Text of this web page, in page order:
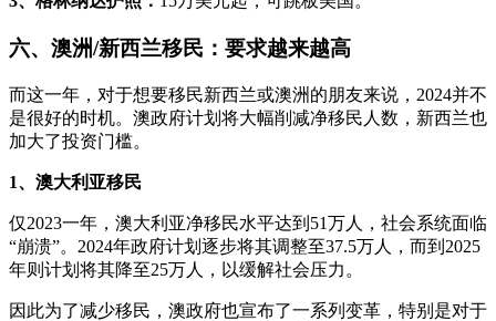
六、澳洲/新西兰移民：要求越来越高
而这一年，对于想要移民新西兰或澳洲的朋友来说，2024并不
是很好的时机。澳政府计划将大幅削减净移民人数，新西兰也
加大了投资门槛。
1、澳大利亚移民
仅2023一年，澳大利亚净移民水平达到51万人，社会系统面临
“崩溃”。2024年政府计划逐步将其调整至37.5万人，而到2025
年则计划将其降至25万人，以缓解社会压力。
因此为了减少移民，澳政府也宣布了一系列变革，特别是对于